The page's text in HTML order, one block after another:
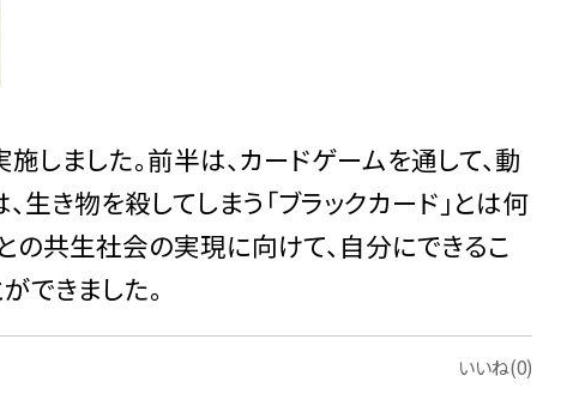
施しました。前半は、カードゲームを通して、動
き物を殺してしまう「ブラックカード」とは何
の共生社会の実現に向けて、自分にできるこ
できました。
いいね(0)